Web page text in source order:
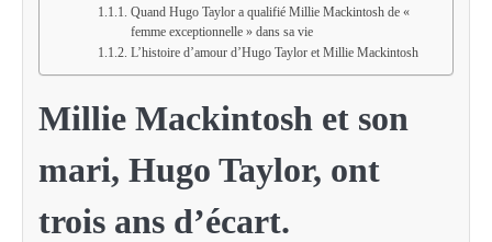
Quand Hugo Taylor a qualifié Millie Mackintosh de «
femme exceptionnelle » dans sa vie
L’histoire d’amour d’Hugo Taylor et Millie Mackintosh
Millie Mackintosh et son
mari, Hugo Taylor, ont
trois ans d’écart.